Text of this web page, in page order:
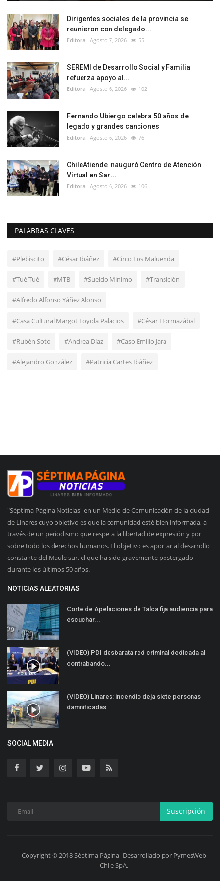
Dirigentes sociales de la provincia se
reunieron con delegado...
Editora Agosto 7, 2026 55
SEREMI de Desarrollo Social y Familia
refuerza apoyo al...
Editora Agosto 6, 2026 102
Fernando Ubiergo celebra 50 años de
legado y grandes canciones
Editora Agosto 6, 2026 76
ChileAtiende Inauguró Centro de Atención
Virtual en San...
Editora Agosto 6, 2026 106
PALABRAS CLAVES
#Plebiscito #César Ibáñez #Circo Los Maluenda
#Tué Tué #MTB #Sueldo Minimo #Transición
#Alfredo Alfonso Yáñez Alonso
#Casa Cultural Margot Loyola Palacios #César Hormazábal
#Rubén Soto #Andrea Díaz #Caso Emilio Jara
#Alejandro González #Patricia Cartes Ibáñez
"Séptima Página Noticias" en un Medio de Comunicación de la ciudad
de Linares cuyo objetivo es que la comunidad esté bien informada, a
través de un periodismo que respeta la libertad de expresión y por
sobre todo los derechos humanos. El objetivo es aportar al desarrollo
constante del Maule sur, el que ha sido gravemente postergado
durante los últimos 50 años.
NOTICIAS ALEATORIAS
Corte de Apelaciones de Talca fija audiencia para
escuchar...
(VIDEO) PDI desbarata red criminal dedicada al
contrabando...
(VIDEO) Linares: incendio deja siete personas
damnificadas
SOCIAL MEDIA
Suscripción
Copyright © 2018 Séptima Página- Desarrollado por PymesWeb
Chile SpA.